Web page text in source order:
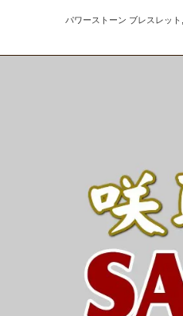
パワーストーン ブレスレッ